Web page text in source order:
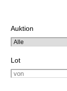
Auktion
Lot